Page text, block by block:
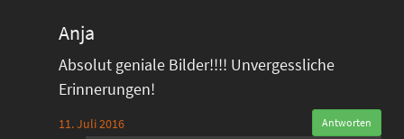
Anja
Absolut geniale Bilder!!!! Unvergessliche
Erinnerungen!
11. Juli 2016 Antworten